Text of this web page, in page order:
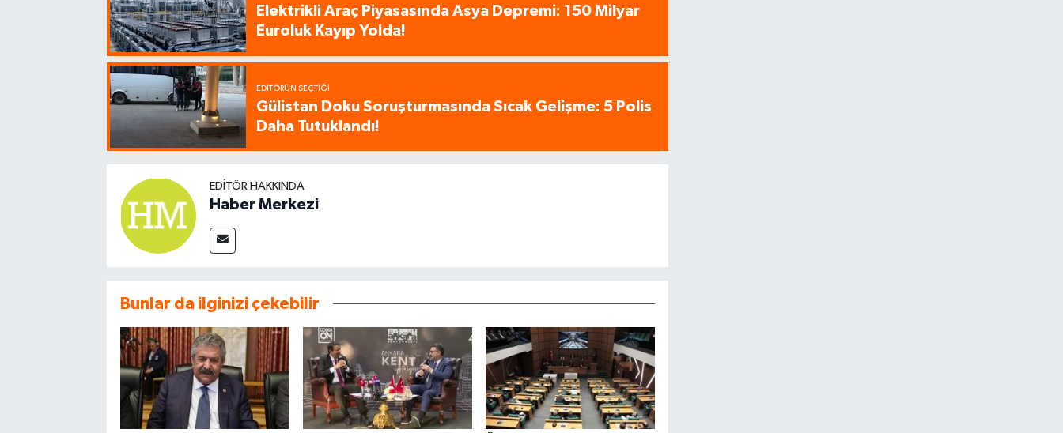
Elektrikli Araç Piyasasında Asya Depremi: 150 Milyar
Euroluk Kayıp Yolda!
EDITÖRÜN SEÇTIĞI
Gülistan Doku Soruşturmasında Sıcak Gelişme: 5 Polis
Daha Tutuklandı!
EDITÖR HAKKINDA
Haber Merkezi
Bunlar da ilginizi çekebilir